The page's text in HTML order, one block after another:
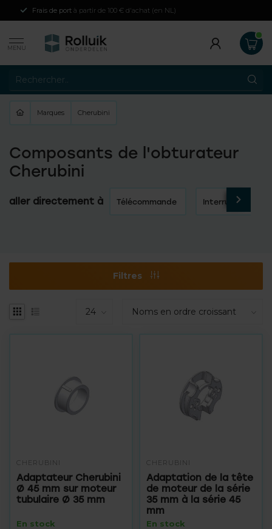
Frais de port à partir de 100 € d'achat (en NL)
MENU
Marques Cherubini
Composants de l'obturateur
Cherubini
aller directement à Télécommande Interrupteurs
Filtres
CHERUBINI
Adaptateur Cherubini
Ø 45 mm sur moteur
tubulaire Ø 35 mm
En stock
CHERUBINI
Adaptation de la tête
de moteur de la série
35 mm à la série 45
mm
En stock